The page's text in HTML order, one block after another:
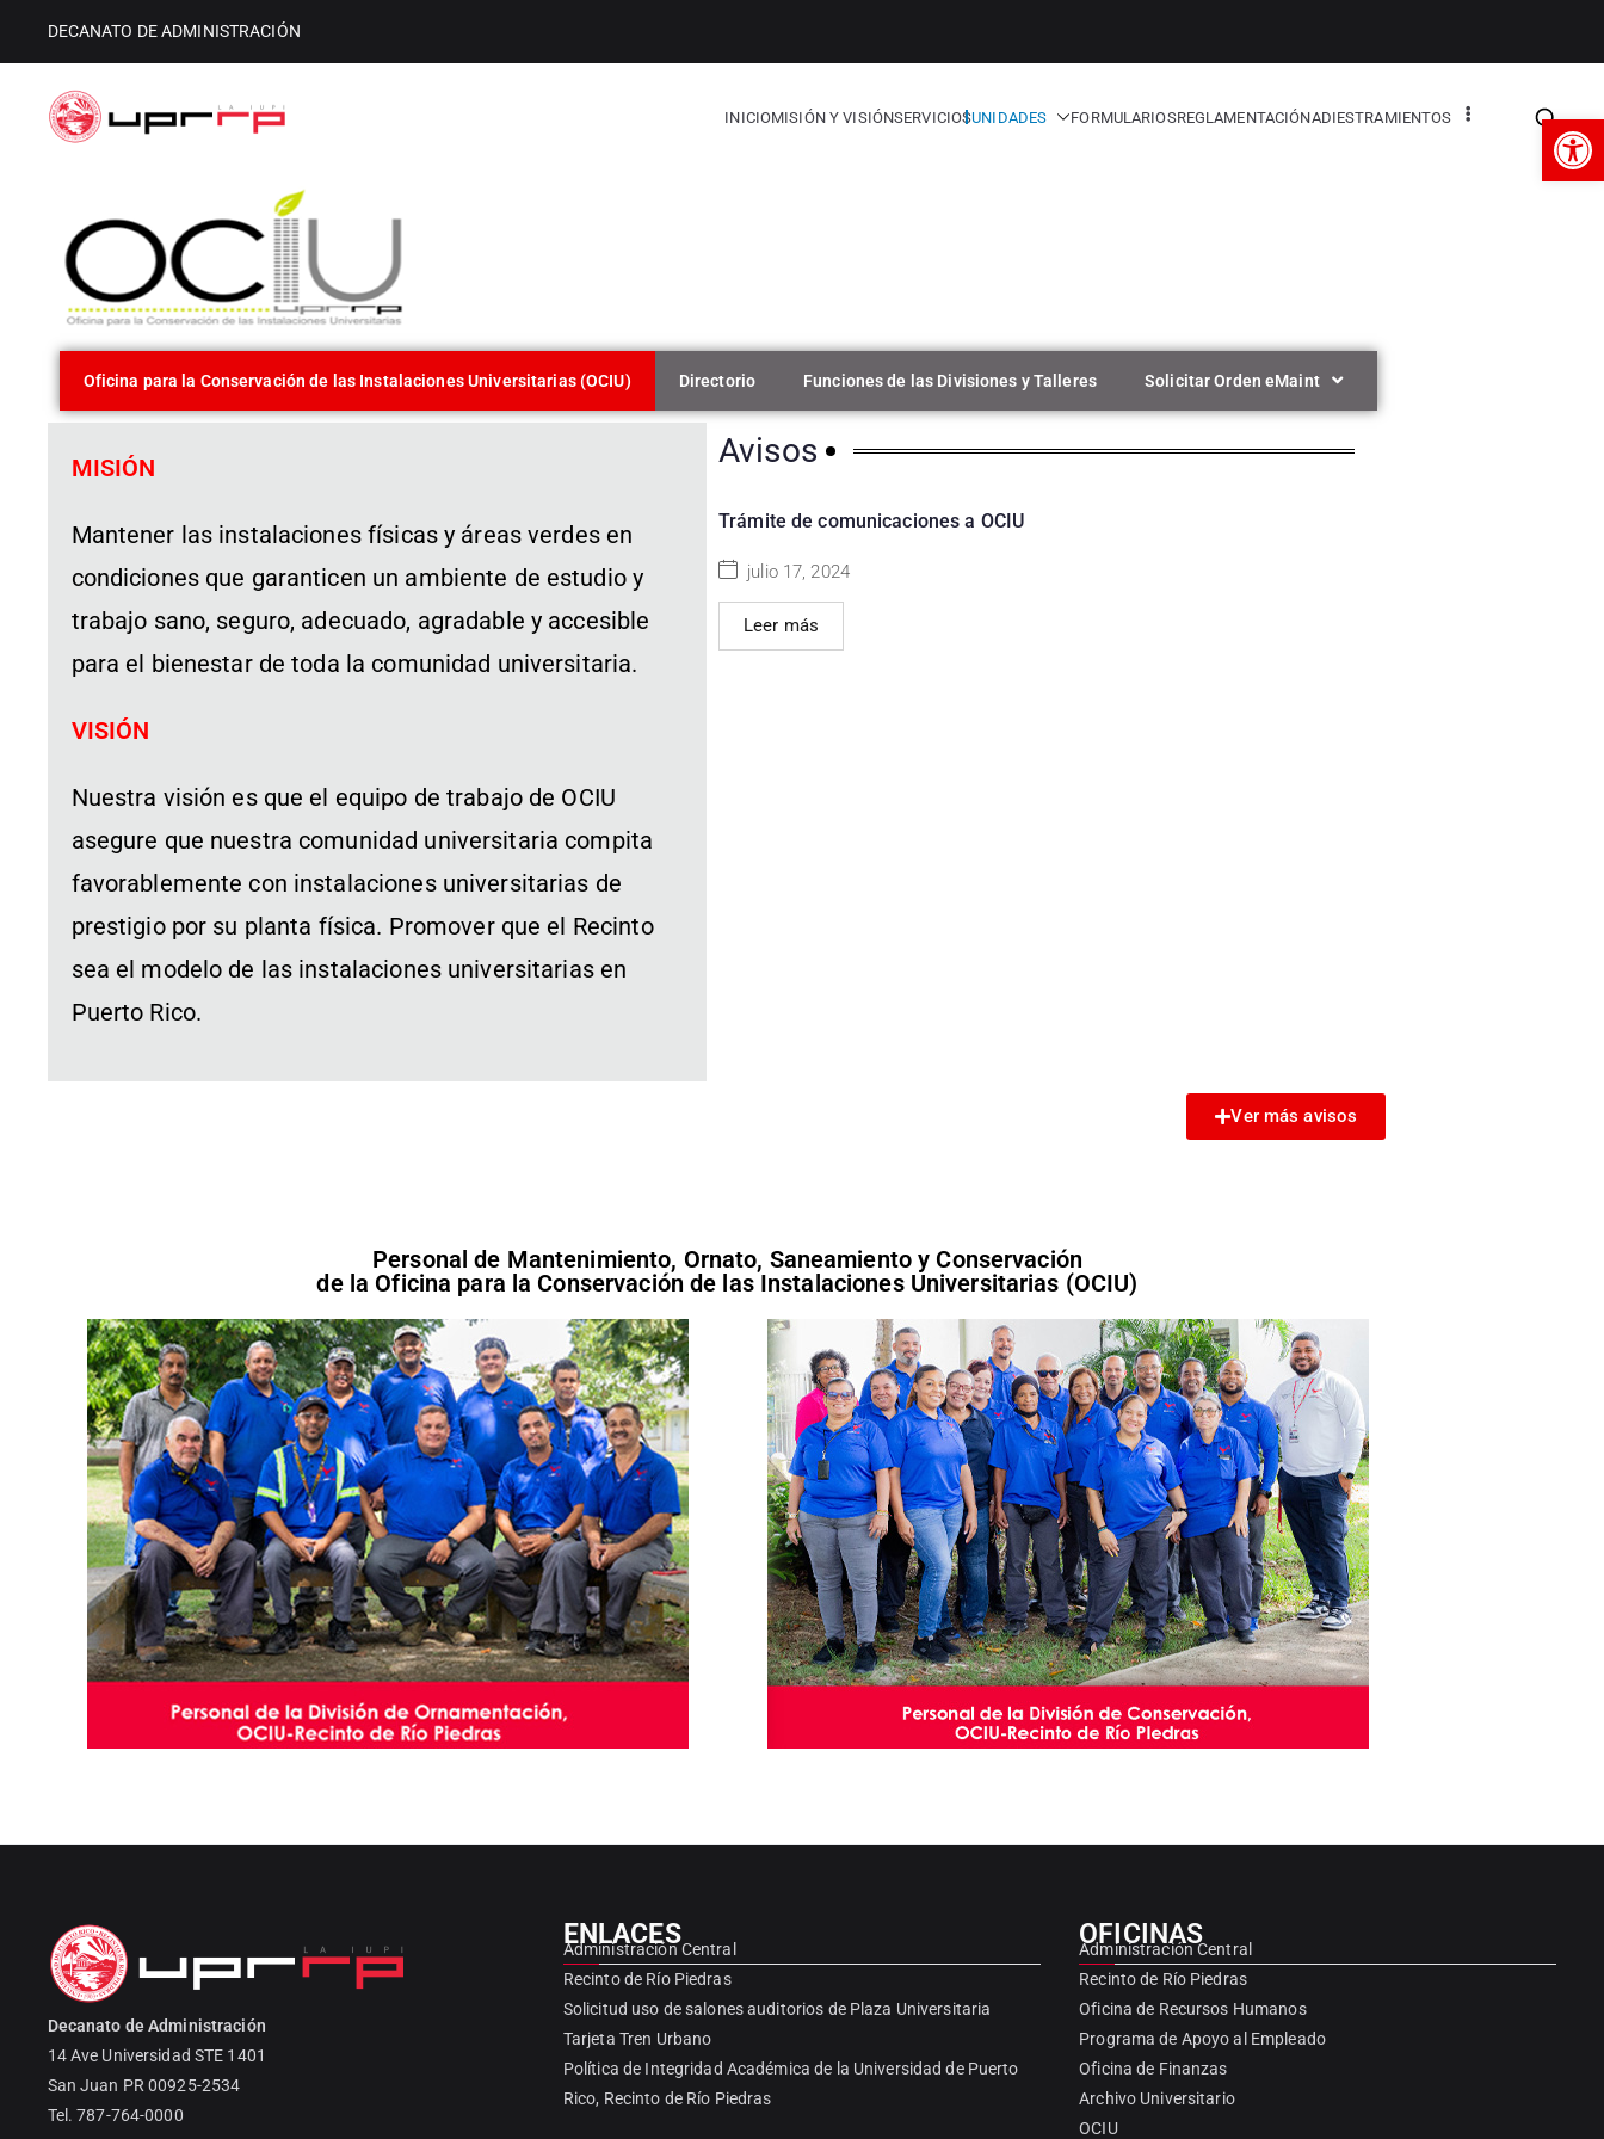
DECANATO DE ADMINISTRACIÓN
INICIOMISIÓN Y VISIÓNSERVICIOSUNIDADES FORMULARIOSREGLAMENTACIÓNADIESTRAMIENTOS
Oficina para la Conservación de las Instalaciones Universitarias (OCIU) Directorio Funciones de las Divisiones y Talleres Solicitar Orden eMaint
MISIÓN
Mantener las instalaciones físicas y áreas verdes en
condiciones que garanticen un ambiente de estudio y
trabajo sano, seguro, adecuado, agradable y accesible
para el bienestar de toda la comunidad universitaria.
VISIÓN
Nuestra visión es que el equipo de trabajo de OCIU
asegure que nuestra comunidad universitaria compita
favorablemente con instalaciones universitarias de
prestigio por su planta física. Promover que el Recinto
sea el modelo de las instalaciones universitarias en
Puerto Rico.
Avisos
Trámite de comunicaciones a OCIU
julio 17, 2024
Leer más
Ver más avisos
Personal de Mantenimiento, Ornato, Saneamiento y Conservación
de la Oficina para la Conservación de las Instalaciones Universitarias (OCIU)
Decanato de Administración
14 Ave Universidad STE 1401
San Juan PR 00925-2534
Tel. 787-764-0000
ENLACES
Administración Central
Recinto de Río Piedras
Solicitud uso de salones auditorios de Plaza Universitaria
Tarjeta Tren Urbano
Política de Integridad Académica de la Universidad de Puerto
Rico, Recinto de Río Piedras
OFICINAS
Administración Central
Recinto de Río Piedras
Oficina de Recursos Humanos
Programa de Apoyo al Empleado
Oficina de Finanzas
Archivo Universitario
OCIU